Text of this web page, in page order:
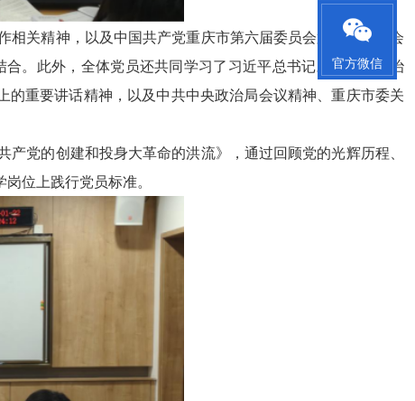
官方微信
关精神，以及中国共产党重庆市第六届委员会第八次全体会
。此外，全体党员还共同学习了习近平总书记对全面依法治
重要讲话精神，以及中共中央政治局会议精神、重庆市委关
党的创建和投身大革命的洪流》，通过回顾党的光辉历程、
位上践行党员标准。